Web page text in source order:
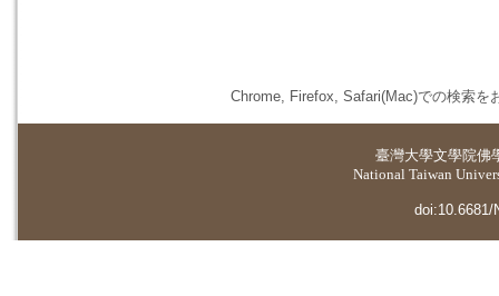
Chrome, Firefox, Safari(Mac)での検索を
臺灣大學文學院佛
National Taiwan
doi:10.6681/